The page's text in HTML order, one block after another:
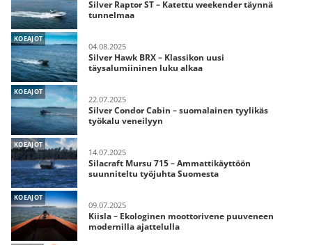
Silver Raptor ST – Katettu weekender täynnä
tunnelmaa
KOEAJOT
04.08.2025
Silver Hawk BRX – Klassikon uusi
täysalumiininen luku alkaa
KOEAJOT
22.07.2025
Silver Condor Cabin – suomalainen tyylikäs
työkalu veneilyyn
KOEAJOT
14.07.2025
Silacraft Mursu 715 – Ammattikäyttöön
suunniteltu työjuhta Suomesta
KOEAJOT
09.07.2025
Kiisla – Ekologinen moottorivene puuveneen
modernilla ajattelulla